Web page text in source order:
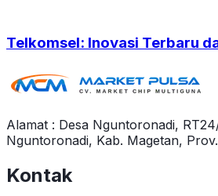
Telkomsel: Inovasi Terbaru
Alamat : Desa Nguntoronadi,
Nguntoronadi, Kab. Magetan,
Kontak